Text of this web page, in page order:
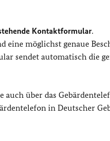
Kontaktformular.
eine möglichst genaue
sendet automatisch die
auch über das
in Deutscher